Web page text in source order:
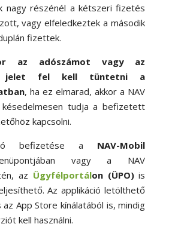
nagy részénél a kétszeri fizetés
vagy elfeledkeztek a második
fizettek.
az adószámot vagy az
jelet fel kell tüntetni a
, ha ez elmarad, akkor a NAV
tudja a befizetett
kapcsolni.
befizetése a NAV-Mobil
vagy a NAV
az Ügyfélportálon(ÜPO)is
Az applikáció letölthető
App Store kínálatából is, mindig
kell használni.